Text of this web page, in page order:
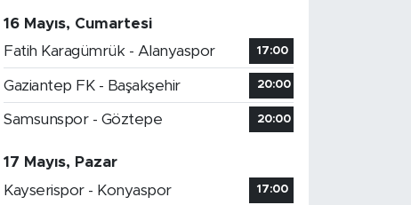
16 Mayıs, Cumartesi
Fatih Karagümrük - Alanyaspor
17:00
Gaziantep FK - Başakşehir 20:00
Samsunspor - Göztepe 20:00
17 Mayıs, Pazar
Kayserispor - Konyaspor
17:00